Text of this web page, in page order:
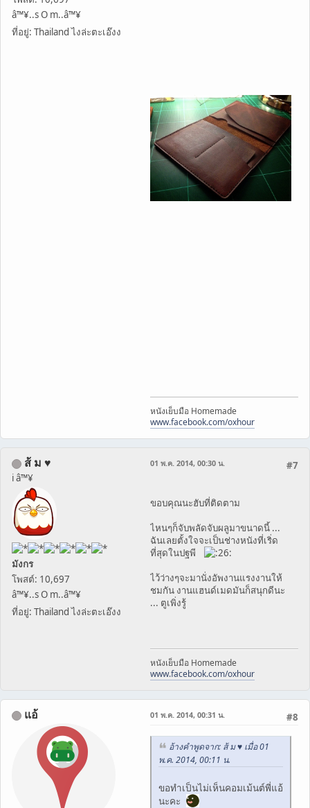
â™¥..s O m..â™¥
ที่อยู่: Thailand ไงล่ะตะเอ๊งง
หนังเย็บมือ Homemade
www.facebook.com/oxhour
ส้ ม ♥
i â™¥
มังกร
โพสต์: 10,697
â™¥..s O m..â™¥
ที่อยู่: Thailand ไงล่ะตะเอ๊งง
#7
01 พ.ค. 2014, 00:30 น.
ขอบคุณนะฮับที่ติดตาม
ไหนๆก็จับพลัดจับผลูมาขนาดนี้ ...
ฉันเลยตั้งใจจะเป็นช่างหนังที่เริ่ด
ที่สุดในปฐพี
ไว้ว่างๆจะมานั่งอัพงานแรงงานให้
ชมกัน งานแฮนด์เมดมันก็สนุกดีนะ
... ตูเพิ่งรู้
หนังเย็บมือ Homemade
www.facebook.com/oxhour
แอ้ #8
01 พ.ค. 2014, 00:31 น.
อ้างคำพูดจาก: ส้ ม ♥ เมื่อ 01
พ.ค. 2014, 00:11 น.
ขอทำเป็นไม่เห็นคอมเม้นต์พี่แอ้
นะคะ